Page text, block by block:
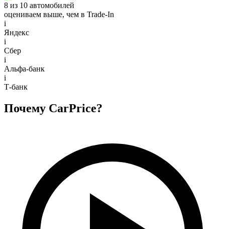
8 из 10 автомобилей
оцениваем выше, чем в Trade‑In
i
Яндекс
i
Сбер
i
Альфа-банк
i
Т-банк
Почему CarPrice?